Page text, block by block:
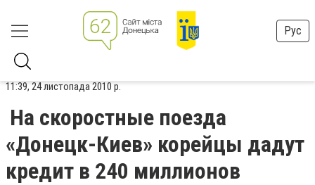
Рус
11:39, 24 листопада 2010 р.
На скоростные поезда
«Донецк-Киев» корейцы дадут
кредит в 240 миллионов